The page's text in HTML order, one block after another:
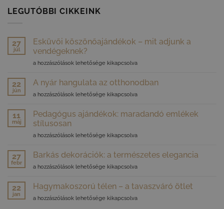
LEGUTÓBBI CIKKEINK
27
júl
Esküvői köszönőajándékok – mit adjunk a
vendégeknek?
Esküvői
–
adjunk
vendégeknek?
bejegyzéshez
a hozzászólások lehetősége kikapcsolva
22
jún
A nyár hangulata az otthonodban
A
hangulata
az
otthonodban
bejegyzéshez
a hozzászólások lehetősége kikapcsolva
11
máj
Pedagógus ajándékok: maradandó emlékek
stílusosan
Pedagógus
maradandó
stílusosan
a hozzászólások lehetősége kikapcsolva
27
febr
Barkás dekorációk: a természetes elegancia
Barkás
a
természetes
elegancia
a hozzászólások lehetősége kikapcsolva
22
jan
Hagymakoszorú télen – a tavaszváró ötlet
Hagymakoszorú
a hozzászólások lehetősége kikapcsolva